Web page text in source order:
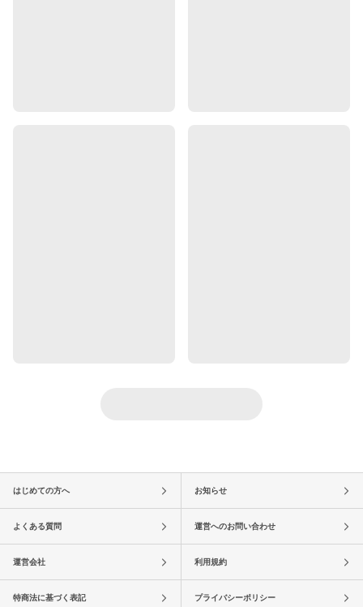
はじめての方へ お知らせ
よくある質問 運営へのお問い合わせ
運営会社 利用規約
特商法に基づく表記 プライバシーポリシー